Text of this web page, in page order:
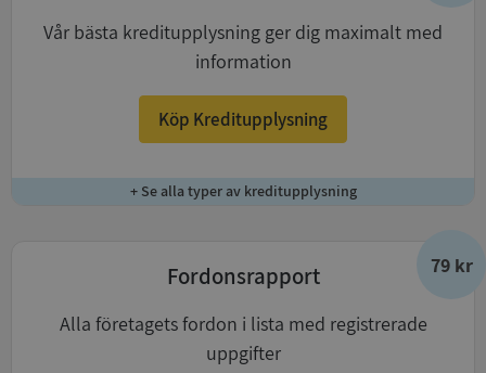
Vår bästa kreditupplysning ger dig maximalt med
information
Köp Kreditupplysning
+ Se alla typer av kreditupplysning
79 kr
Fordonsrapport
Alla företagets fordon i lista med registrerade
uppgifter